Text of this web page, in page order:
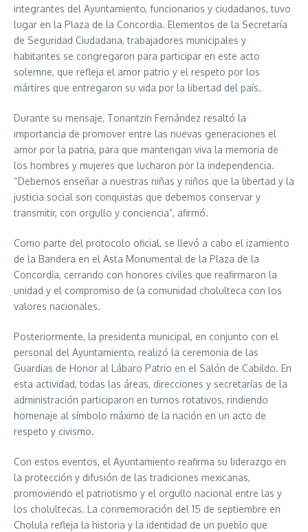
integrantes del Ayuntamiento, funcionarios y ciudadanos, tuvo
lugar en la Plaza de la Concordia. Elementos de la Secretaría
de Seguridad Ciudadana, trabajadores municipales y
habitantes se congregaron para participar en este acto
solemne, que refleja el amor patrio y el respeto por los
mártires que entregaron su vida por la libertad del país.
Durante su mensaje, Tonantzin Fernández resaltó la
importancia de promover entre las nuevas generaciones el
amor por la patria, para que mantengan viva la memoria de
los hombres y mujeres que lucharon por la independencia.
“Debemos enseñar a nuestras niñas y niños que la libertad y la
justicia social son conquistas que debemos conservar y
transmitir, con orgullo y conciencia”, afirmó.
Como parte del protocolo oficial, se llevó a cabo el izamiento
de la Bandera en el Asta Monumental de la Plaza de la
Concordia, cerrando con honores civiles que reafirmaron la
unidad y el compromiso de la comunidad cholulteca con los
valores nacionales.
Posteriormente, la presidenta municipal, en conjunto con el
personal del Ayuntamiento, realizó la ceremonia de las
Guardias de Honor al Lábaro Patrio en el Salón de Cabildo. En
esta actividad, todas las áreas, direcciones y secretarías de la
administración participaron en turnos rotativos, rindiendo
homenaje al símbolo máximo de la nación en un acto de
respeto y civismo.
Con estos eventos, el Ayuntamiento reafirma su liderazgo en
la protección y difusión de las tradiciones mexicanas,
promoviendo el patriotismo y el orgullo nacional entre las y
los cholultecas. La conmemoración del 15 de septiembre en
Cholula refleja la historia y la identidad de un pueblo que